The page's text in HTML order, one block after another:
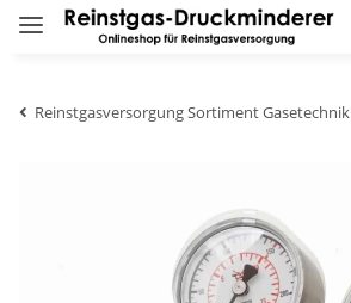
Reinstgasversorgung Sortiment Gasetechnik